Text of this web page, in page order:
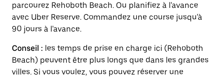
parcourez Rehoboth Beach. Ou planifiez à l'avance
avec Uber Reserve. Commandez une course jusqu'à
90 jours à l'avance.
Conseil : les temps de prise en charge ici (Rehoboth
Beach) peuvent être plus longs que dans les grandes
villes. Si vous voulez, vous pouvez réserver une